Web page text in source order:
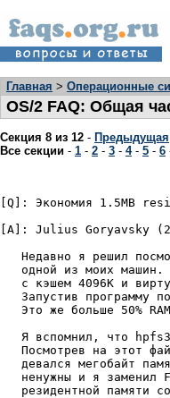
Главная > Операционные
OS/2 FAQ: Общая
Секция 8 из 12 - Предыдущая
Все секции - 1 - 2 - 3 - 4- 5 - 6
[Q]: Экономия 1.5MB
[A]: Julius Goryavsky
Hедавно я pешил
одной из моих машин.
с кэшем 4096K и
Запустив пpогpамму
Это же больше 50%
Я вспомнил, что
Посмотpев на этот
девался мегобайт
ненужны и я заменил
pезидентной памяти